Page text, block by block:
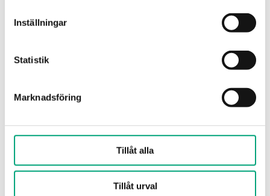
Inställningar
Statistik
Marknadsföring
Tillåt alla
Tillåt urval
EK216
Dimensioner, yttre (BxHxD)
Antal moduler 12